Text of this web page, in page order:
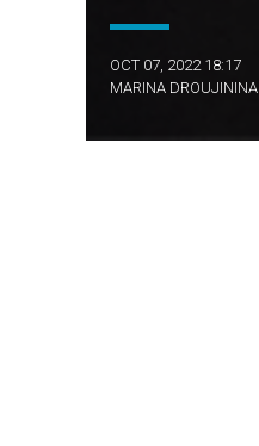
OCT 07, 2022 18:17
MARINA DROUJININA